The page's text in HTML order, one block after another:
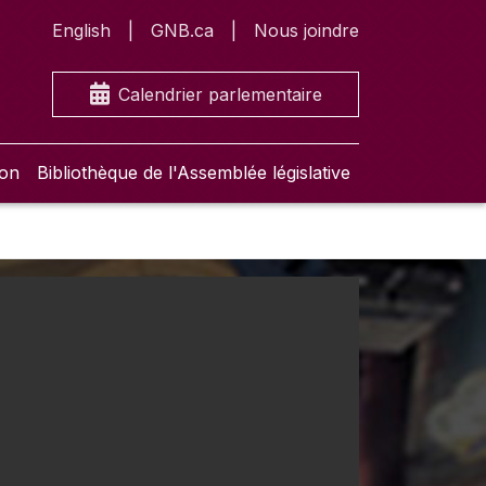
English GNB.ca Nous joindre
Calendrier parlementaire
Bibliothèque de l'Assemblée législative